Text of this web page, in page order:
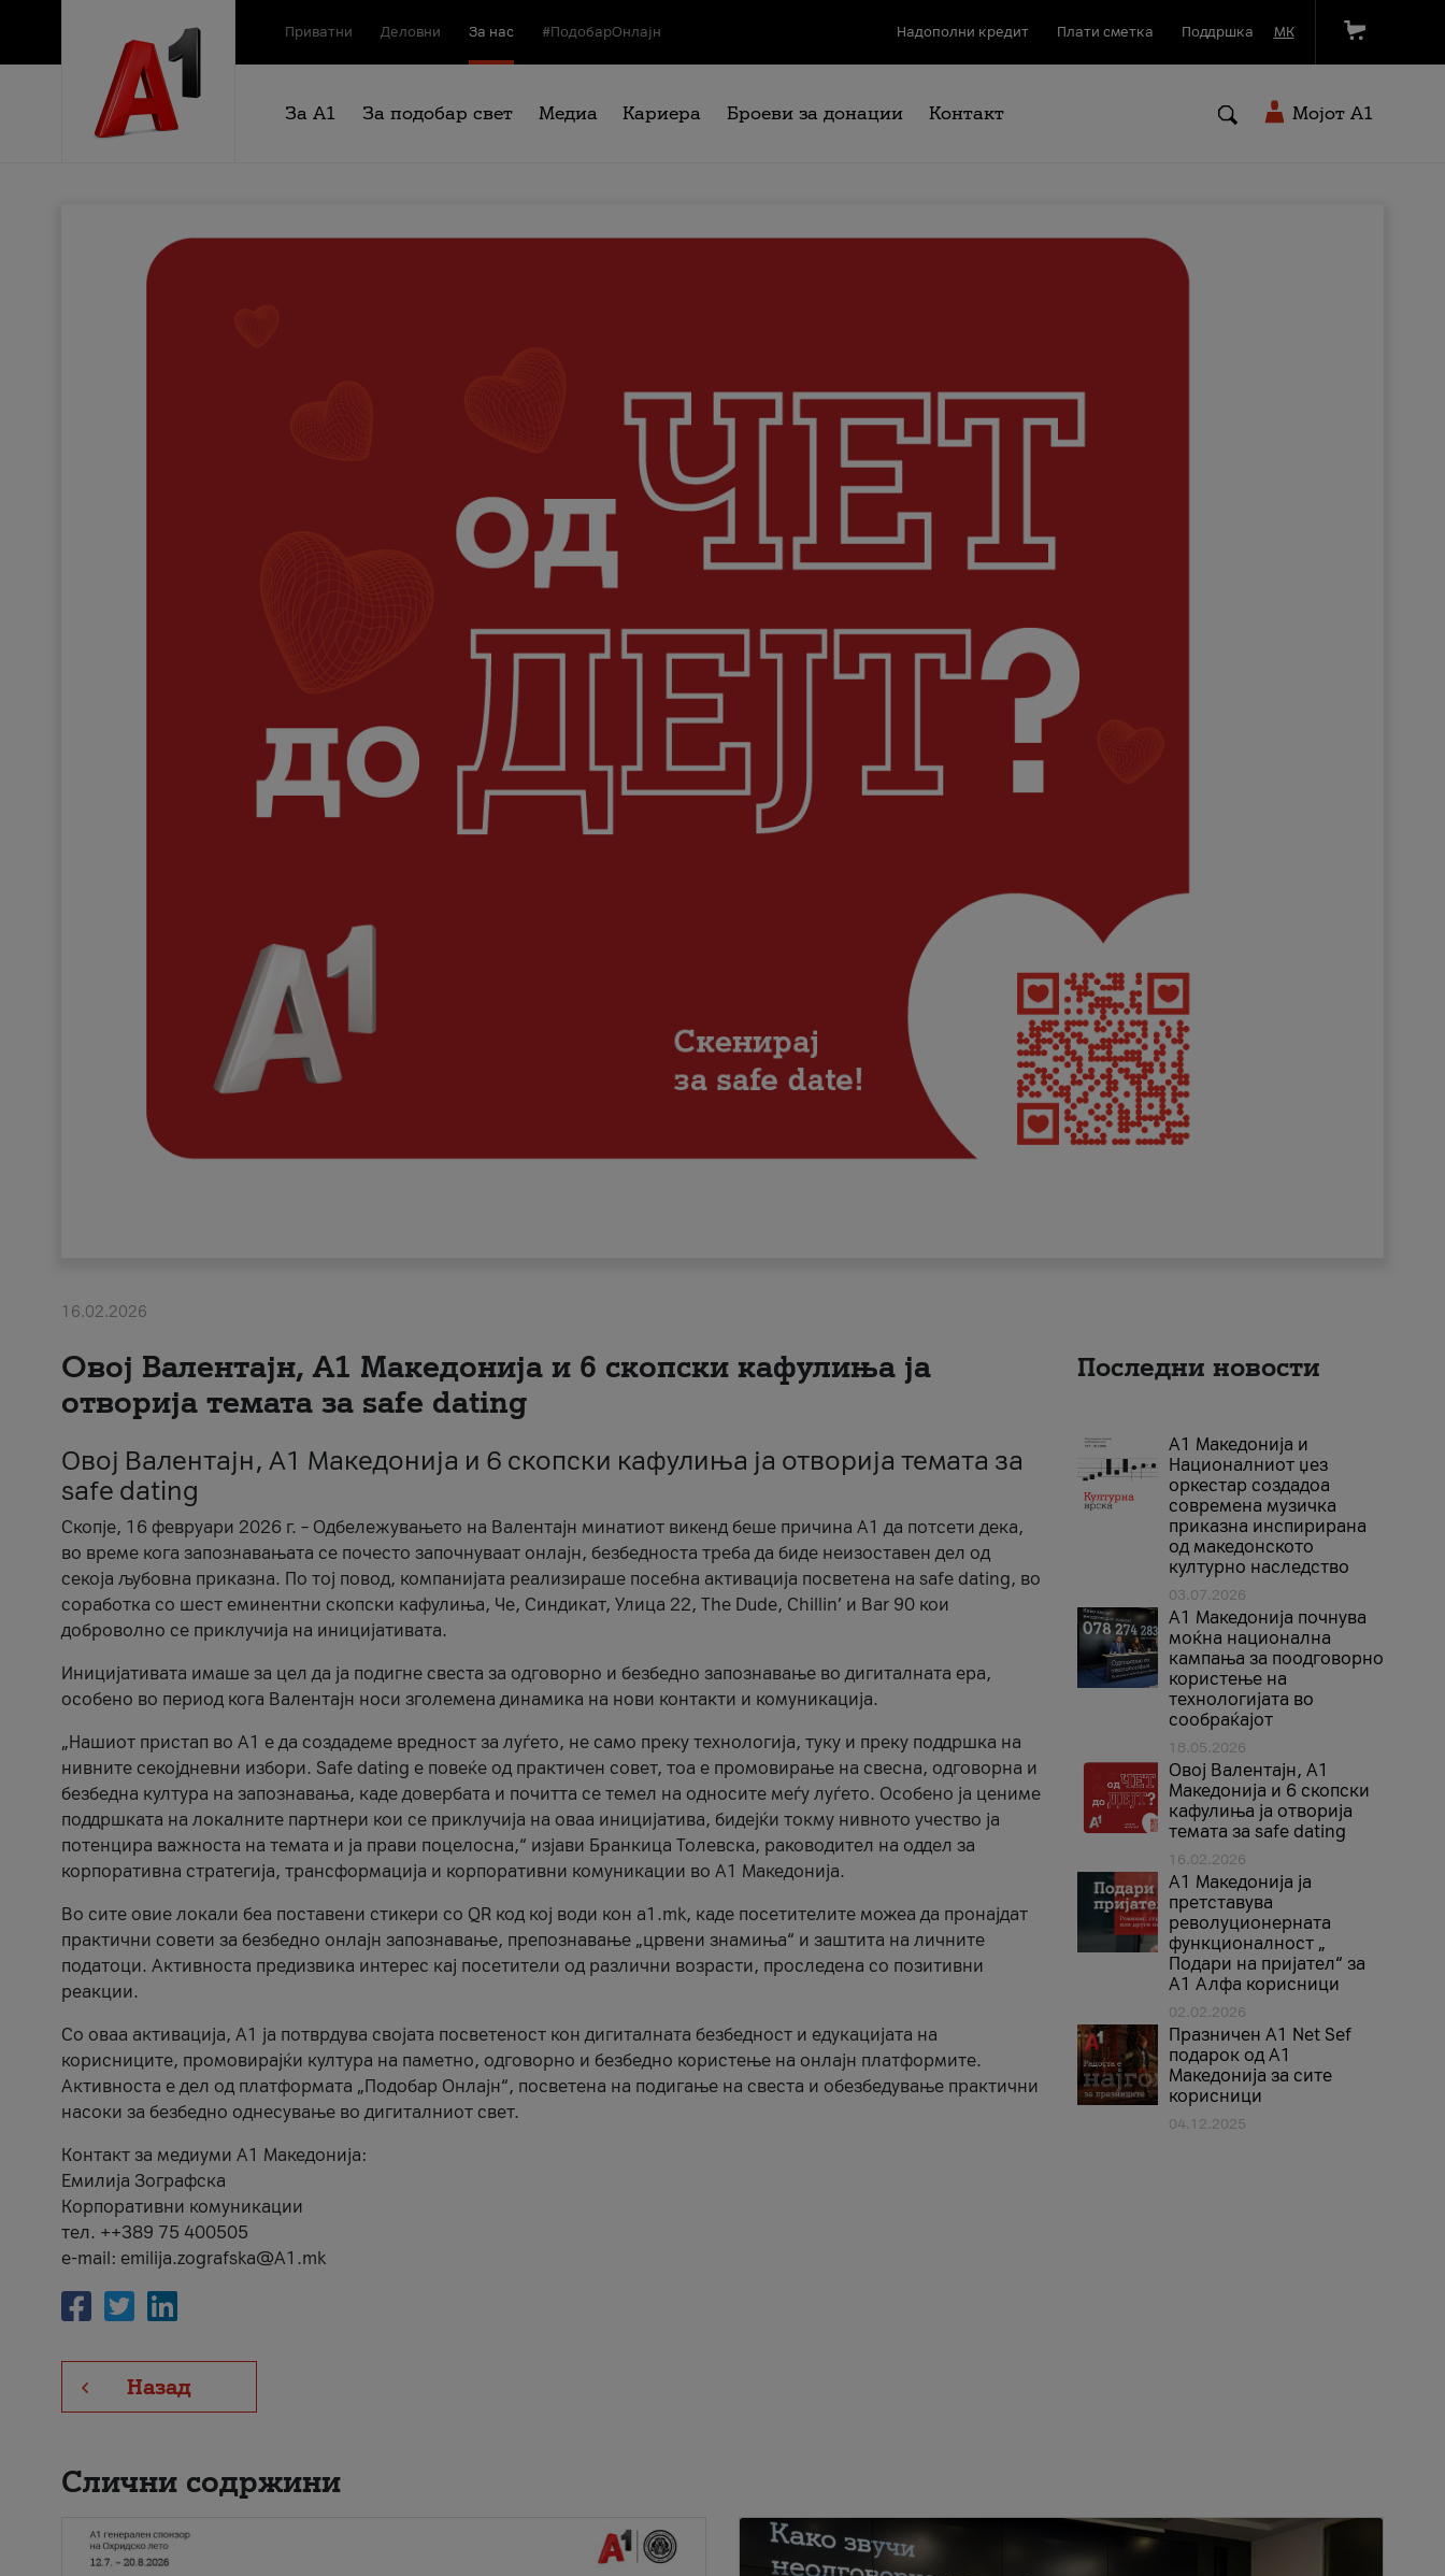
Приватни Деловни За нас #ПодобарОнлајн Надополни кредит Плати сметка Поддршка МК
За А1 За подобар свет Медиа Кариера Броеви за донации Контакт Мојот A1
16.02.2026
Овој Валентајн, A1 Македонија и 6 скопски кафулиња ја
отворија темата за safe dating
Овој Валентајн, A1 Македонија и 6 скопски кафулиња ја отворија темата за
safe dating
Скопје, 16 февруари 2026 г. – Одбележувањето на Валентајн минатиот викенд беше причина А1 да потсети дека,
во време кога запознавањата се почесто започнуваат онлајн, безбедноста треба да биде неизоставен дел од
секоја љубовна приказна. По тој повод, компанијата реализираше посебна активација посветена на safe dating, во
соработка со шест еминентни скопски кафулиња, Че, Синдикат, Улица 22, The Dude, Chillin’ и Bar 90 кои
доброволно се приклучија на иницијативата.
Иницијативата имаше за цел да ја подигне свеста за одговорно и безбедно запознавање во дигиталната ера,
особено во период кога Валентајн носи зголемена динамика на нови контакти и комуникација.
„Нашиот пристап во А1 е да создадеме вредност за луѓето, не само преку технологија, туку и преку поддршка на
нивните секојдневни избори. Safe dating е повеќе од практичен совет, тоа е промовирање на свесна, одговорна и
безбедна култура на запознавања, каде довербата и почитта се темел на односите меѓу луѓето. Особено ја цениме
поддршката на локалните партнери кои се приклучија на оваа иницијатива, бидејќи токму нивното учество ја
потенцира важноста на темата и ја прави поцелосна,“ изјави Бранкица Толевска, раководител на оддел за
корпоративна стратегија, трансформација и корпоративни комуникации во А1 Македонија.
Во сите овие локали беа поставени стикери со QR код кој води кон a1.mk, каде посетителите можеа да пронајдат
практични совети за безбедно онлајн запознавање, препознавање „црвени знамиња“ и заштита на личните
податоци. Активноста предизвика интерес кај посетители од различни возрасти, проследена со позитивни
реакции.
Со оваа активација, А1 ја потврдува својата посветеност кон дигиталната безбедност и едукацијата на
корисниците, промовирајќи култура на паметно, одговорно и безбедно користење на онлајн платформите.
Активноста е дел од платформата „Подобар Онлајн“, посветена на подигање на свеста и обезбедување практични
насоки за безбедно однесување во дигиталниот свет.
Контакт за медиуми А1 Македонија:
Емилија Зографска
Корпоративни комуникации
тел. ++389 75 400505
e-mail: emilija.zografska@A1.mk
Назад
Последни новости
А1 Македонија и
Националниот џез
оркестар создадоа
современа музичка
приказна инспирирана
од македонското
културно наследство
03.07.2026
A1 Македонија почнува
моќна национална
кампања за поодговорно
користење на
технологијата во
сообраќајот
18.05.2026
Овој Валентајн, A1
Македонија и 6 скопски
кафулиња ја отворија
темата за safe dating
16.02.2026
А1 Македонија ја
претставува
револуционерната
функционалност „
Подари на пријател“ за
А1 Алфа корисници
02.02.2026
Празничен A1 Net Sеf
подарок од А1
Македонија за сите
корисници
04.12.2025
Слични содржини